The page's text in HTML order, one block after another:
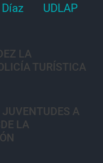
UDLAP
LA
TURÍSTICA
A
LA